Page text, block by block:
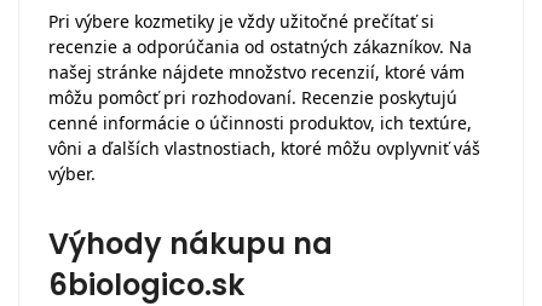
Pri výbere kozmetiky je vždy užitočné prečítať si
recenzie a odporúčania od ostatných zákazníkov. Na
našej stránke nájdete množstvo recenzií, ktoré vám
môžu pomôcť pri rozhodovaní. Recenzie poskytujú
cenné informácie o účinnosti produktov, ich textúre,
vôni a ďalších vlastnostiach, ktoré môžu ovplyvniť váš
výber.
Výhody nákupu na
6biologico.sk